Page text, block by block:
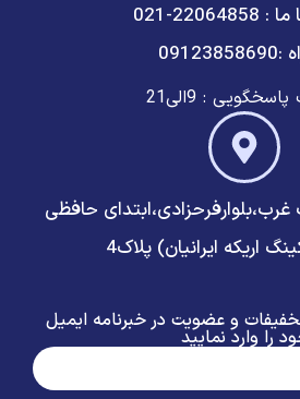
021
: 9الی21
حافظی
اریکه ایرانیان) پلاک4
و عضویت در خبرنامه ایمیل
را وارد نمایید